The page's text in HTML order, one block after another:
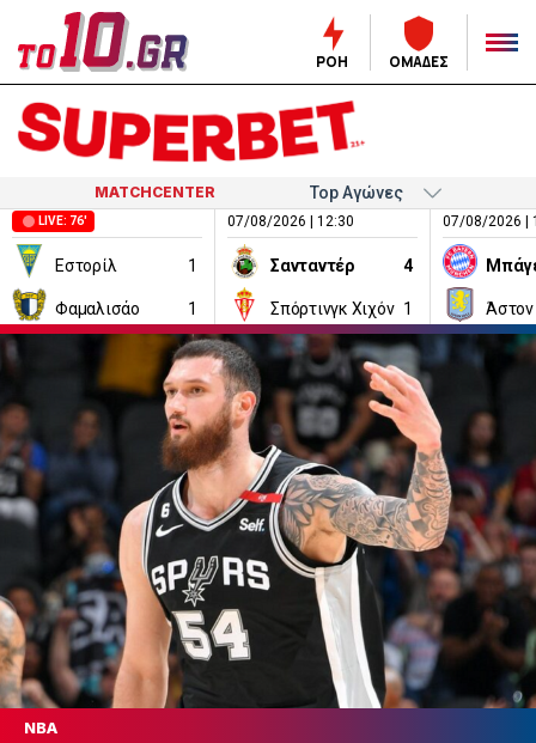
ΡΟΗ ΟΜΑΔΕΣ
MATCHCENTER
07/08/2026 | 12:30
Σανταντέρ 4
Σπόρτινγκ Χιχόν 1
07/08/2026 |
Άστον
LIVE: 76'
Εστορίλ 1
Φαμαλισάο 1
NBA